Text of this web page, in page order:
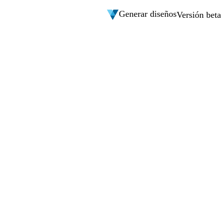
Generar diseñosVersión beta